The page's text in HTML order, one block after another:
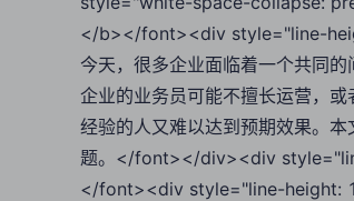
</b></font><div style="line-
今天，很多企业面临着一个共同
企业的业务员可能不擅长运营，
经验的人又难以达到预期效果。
题。</font></div><div
</font><div style="line-height: